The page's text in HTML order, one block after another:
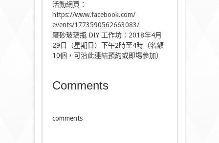
活動網頁：
https://www.facebook.com/
events/1773590562663083/
磨砂玻璃瓶 DIY 工作坊：2018年4月
29日（星期日）下午2時至4時（名額
10個，可沿此連結預約或即場參加）
Comments
comments